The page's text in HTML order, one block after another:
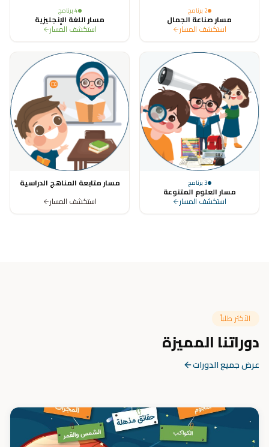
2 برنامج
مسار صناعة الجمال
استكشف المسار
4برنامج
مسار اللغة الإنجليزية
استكشف المسار
3برنامج
مسار العلوم المتنوعة
استكشف المسار
مسار متابعة المناهج الدراسية
استكشف المسار
الأكثر طلباً
دوراتنا المميزة
عرض جميع الدورات